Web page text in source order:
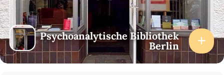
Psychoanalytische Bibliothek
Berlin